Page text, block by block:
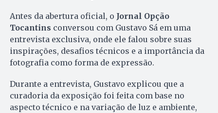
Antes da abertura oficial, o Jornal Opção
Tocantins conversou com Gustavo Sá em uma
entrevista exclusiva, onde ele falou sobre suas
inspirações, desafios técnicos e a importância da
fotografia como forma de expressão.
Durante a entrevista, Gustavo explicou que a
curadoria da exposição foi feita com base no
aspecto técnico e na variação de luz e ambiente,